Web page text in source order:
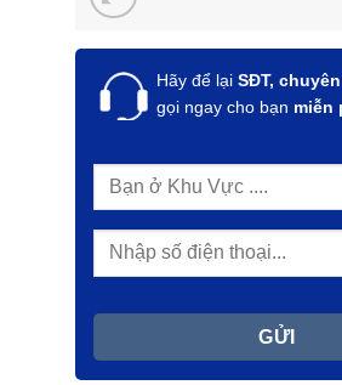
Hãy để lại SĐT,
gọi ngay cho bạn miễn